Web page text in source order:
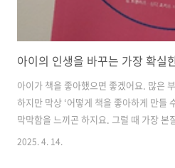
아이가 책을 좋아했으면 좋겠어요. 많은
하지만 막상 ‘어떻게 책을 좋아하게 만들
막막함을 느끼곤 하지요. 그럴 때 가장 본
니다. 바로 『하루 15분 책 읽어주기의 힘
2025. 4. 14.